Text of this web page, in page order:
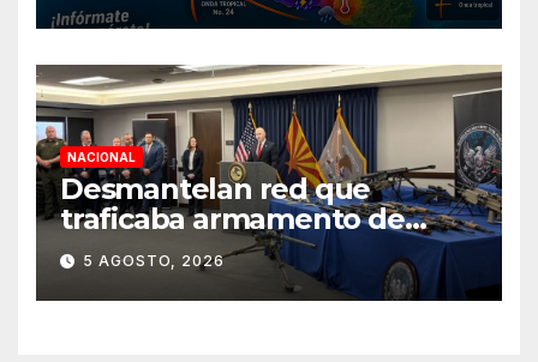
NACIONAL
Desmantelan red que
traficaba armamento de
Arizona a México
5 AGOSTO, 2026